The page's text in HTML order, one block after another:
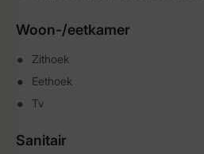
Woon-/eetkamer
Zithoek
Eethoek
Tv
Sanitair